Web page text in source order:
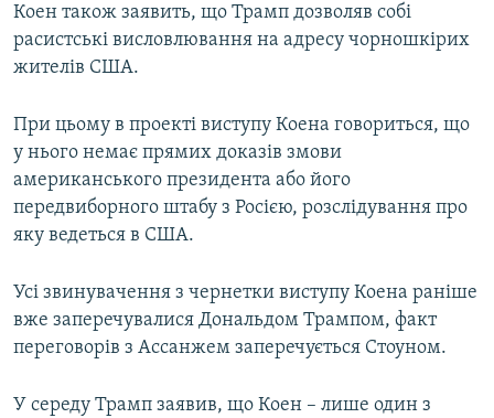
Коен також заявить, що Трамп дозволяв собі
расистські висловлювання на адресу чорношкірих
жителів США.
При цьому в проекті виступу Коена говориться, що
у нього немає прямих доказів змови
американського президента або його
передвиборного штабу з Росією, розслідування про
яку ведеться в США.
Усі звинувачення з чернетки виступу Коена раніше
вже заперечувалися Дональдом Трампом, факт
переговорів з Ассанжем заперечується Стоуном.
У середу Трамп заявив, що Коен – лише один з